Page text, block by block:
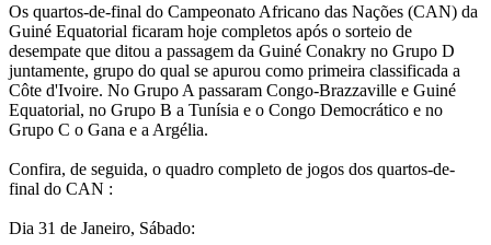
Os quartos-de-final do Campeonato Africano das Nações (CAN) da
Guiné Equatorial ficaram hoje completos após o sorteio de
desempate que ditou a passagem da Guiné Conakry no Grupo D
juntamente, grupo do qual se apurou como primeira classificada a
Côte d'Ivoire. No Grupo A passaram Congo-Brazzaville e Guiné
Equatorial, no Grupo B a Tunísia e o Congo Democrático e no
Grupo C o Gana e a Argélia.
Confira, de seguida, o quadro completo de jogos dos quartos-de-
final do CAN :
Dia 31 de Janeiro, Sábado: